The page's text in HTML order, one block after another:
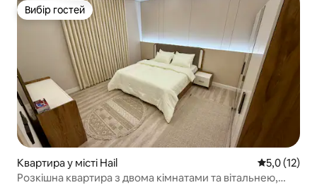
Вибір гостей
Вибір гостей
Квартира у місті Hail Середня
5,0 (12)
Розкішна квартира з двома кімнатами та вітальнею,